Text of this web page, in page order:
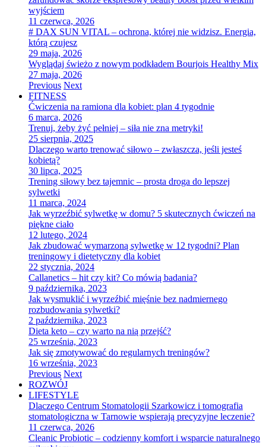
wyjściem
11 czerwca, 2026
# DAX SUN VITAL – ochrona, której nie widzisz. Energia,
którą czujesz
29 maja, 2026
Wyglądaj świeżo z nowym podkładem Bourjois Healthy Mix
27 maja, 2026
Previous Next
FITNESS
Ćwiczenia na ramiona dla kobiet: plan 4 tygodnie
6 marca, 2026
Trenuj, żeby żyć pełniej – siła nie zna metryki!
25 sierpnia, 2025
Dlaczego warto trenować siłowo – zwłaszcza, jeśli jesteś
kobietą?
30 lipca, 2025
Trening siłowy bez tajemnic – prosta droga do lepszej
sylwetki
11 marca, 2024
Jak wyrzeźbić sylwetkę w domu? 5 skutecznych ćwiczeń na
piękne ciało
12 lutego, 2024
Jak zbudować wymarzoną sylwetkę w 12 tygodni? Plan
treningowy i dietetyczny dla kobiet
22 stycznia, 2024
Callanetics – hit czy kit? Co mówią badania?
9 października, 2023
Jak wysmuklić i wyrzeźbić mięśnie bez nadmiernego
rozbudowania sylwetki?
2 października, 2023
Dieta keto – czy warto na nią przejść?
25 września, 2023
Jak się zmotywować do regularnych treningów?
16 września, 2023
Previous Next
ROZWÓJ
LIFESTYLE
Dlaczego Centrum Stomatologii Szarkowicz i tomografia
stomatologiczna w Tarnowie wspierają precyzyjne leczenie?
11 czerwca, 2026
Cleanic Probiotic – codzienny komfort i wsparcie naturalnego